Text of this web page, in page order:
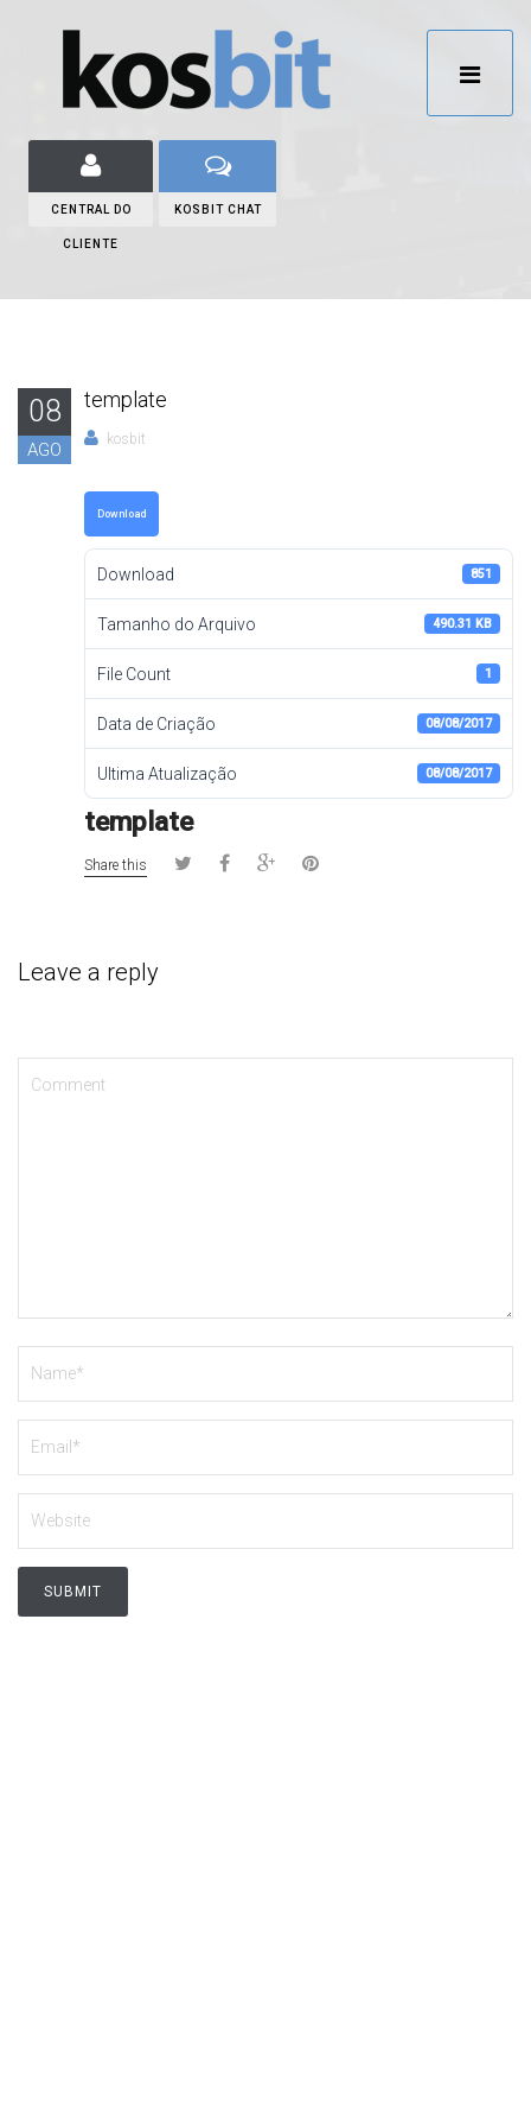
CENTRAL DO
CLIENTE
KOSBIT CHAT
08
AGO
template
kosbit
Download
Download 851
Tamanho do Arquivo 490.31 KB
File Count 1
Data de Criação 08/08/2017
Ultima Atualização 08/08/2017
template
Share this
Leave a reply